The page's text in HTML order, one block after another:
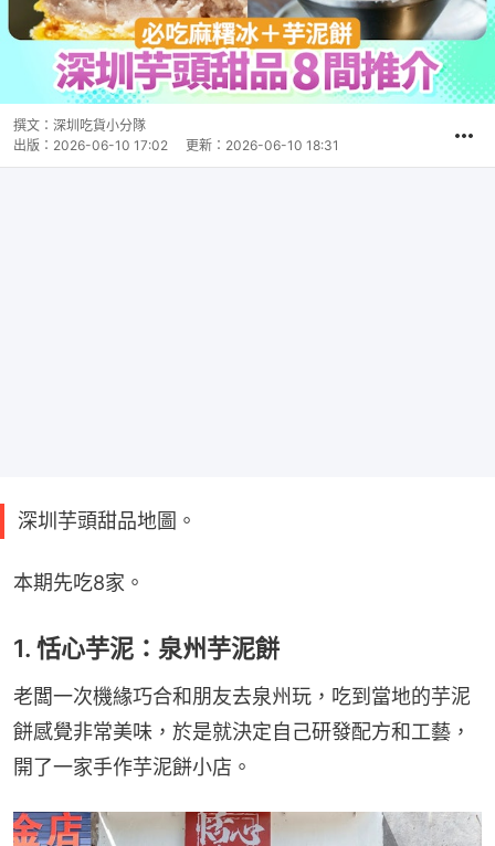
撰文： 深圳吃貨小分隊
出版： 2026-06-10 17:02 更新： 2026-06-10 18:31
深圳芋頭甜品地圖。
本期先吃8家。
1. 恬心芋泥：泉州芋泥餅
老闆一次機緣巧合和朋友去泉州玩，吃到當地的芋泥
餅感覺非常美味，於是就決定自己研發配方和工藝，
開了一家手作芋泥餅小店。